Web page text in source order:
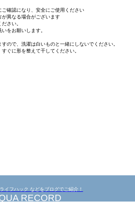
ご確認になり、安全にご使用ください
が異なる場合がございます
さい。
をお願いします。
ので、洗濯は白いものと一緒にしないでください。
ぐに形を整えて干してください。
イフハック などをブログでご紹介！
RECORD